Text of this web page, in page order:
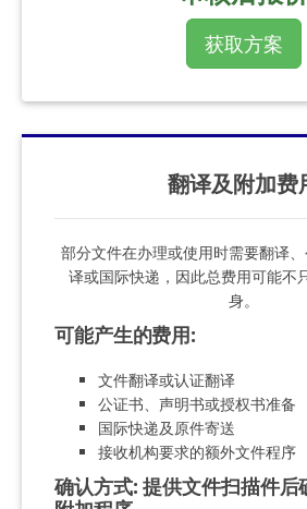
获取方案
翻译及附加费
部分文件在办理或使用时需要翻译
译或国际快递，因此总费用可能不
身。
可能产生的费用:
文件翻译或认证翻译
公证书、声明书或授权书准备
国际快递及原件寄送
接收机构要求的额外文件程序
确认方式:提供文件扫描件后